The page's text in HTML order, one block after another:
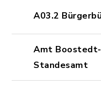
A03.2
Amt
Standesamt